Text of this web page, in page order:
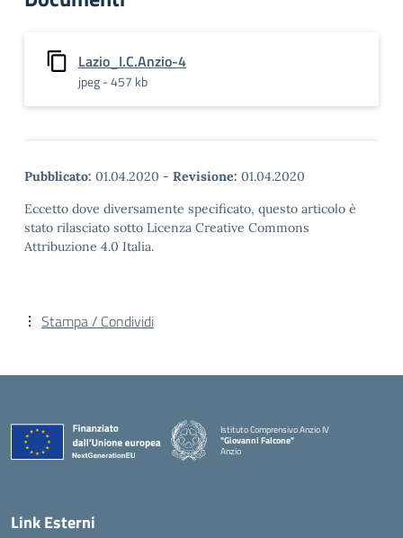
Lazio_I.C.Anzio-4
jpeg - 457 kb
Pubblicato: 01.04.2020 - Revisione: 01.04.2020
Eccetto dove diversamente specificato, questo articolo è
stato rilasciato sotto Licenza Creative Commons
Attribuzione 4.0 Italia.
Stampa / Condividi
Istituto Comprensivo Anzio IV
"Giovanni Falcone"
Anzio
Link Esterni